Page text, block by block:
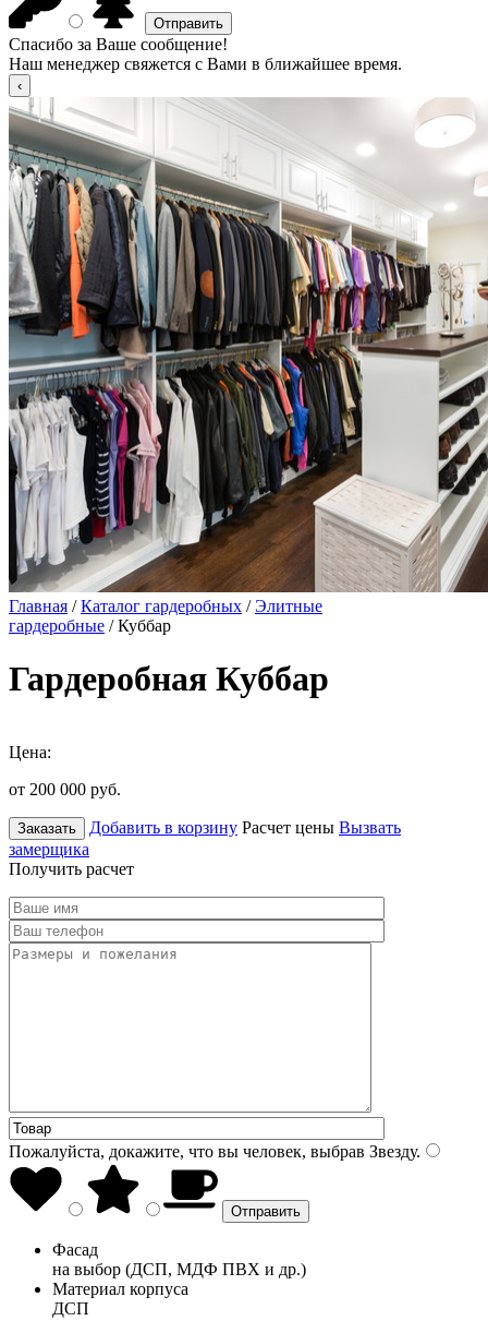
Спасибо за Ваше сообщение!
Наш менеджер свяжется с Вами в ближайшее время.
Главная /Каталог гардеробных /Элитные
гардеробные / Куббар
Гардеробная Куббар
Цена:
от 200 000 руб.
Заказать Добавить в корзину Расчет цены Вызвать
замерщика
Получить расчет
Пожалуйста, докажите, что вы человек, выбрав Звезду.
Фасад
на выбор (ДСП, МДФ ПВХ и др.)
Материал корпуса
ДСП